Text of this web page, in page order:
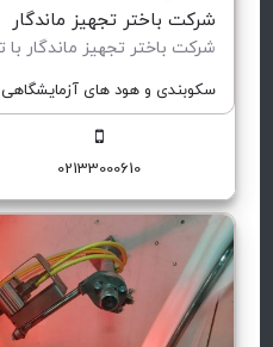
شرکت باختر تجهیز ماندگار
سکوبندی و هود های آزمایشگاهی
02133000610